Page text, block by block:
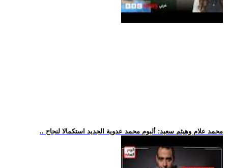
.. محمد علام وهيثم سعيد: ألبوم محمد عدوية الجديد استكمالا لنجاح